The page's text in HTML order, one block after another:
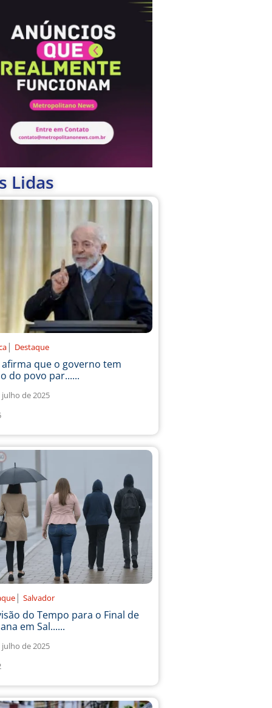
Lidas
| Destaque
afirma que o governo tem
do povo par......
julho de 2025
| Salvador
do Tempo para o Final de
em Sal......
julho de 2025